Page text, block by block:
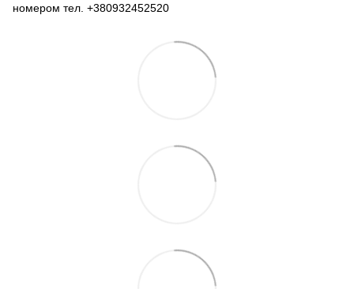
номером тел. +380932452520